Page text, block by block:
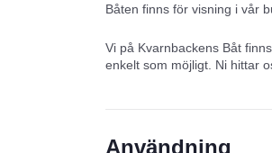
Båten finns för visning i vår
Vi på Kvarnbackens Båt
enkelt som möjligt. Ni hittar
Användning